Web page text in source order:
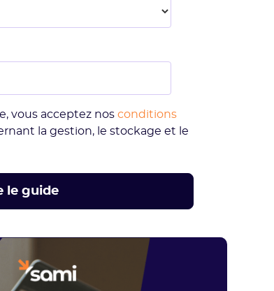
vous acceptez nosconditions
la gestion, le stockage et le